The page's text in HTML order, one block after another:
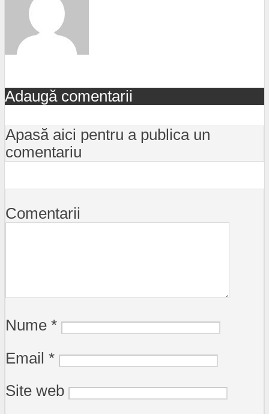
Adaugă comentarii
Apasă aici pentru a publica un
comentariu
Comentarii
Nume *
Email *
Site web